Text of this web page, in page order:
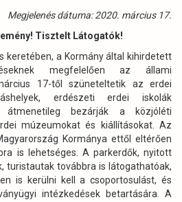
Megjelenés dátuma: 2020. március 17.
Tisztelt Látogatók!
keretében, a Kormány által kihirdetett
megfelelően az állami
17-től szüneteltetik az erdei
erdészeti erdei iskolák
átmenetileg bezárják a közjóléti
múzeumokat és kiállításokat. Az
Kormánya ettől eltérően
is lehetséges. A parkerdők, nyitott
turistautak továbbra is látogathatóak,
is kerülni kell a csoportosulást, és
intézkedések betartására. A